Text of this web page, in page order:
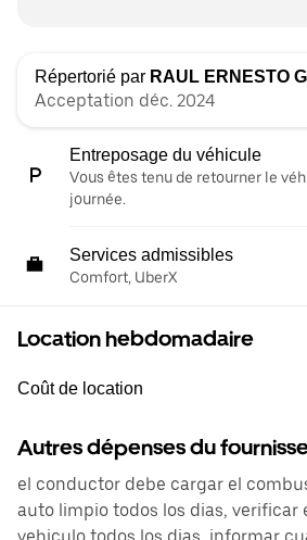
Répertorié par RAUL ERNESTO
Acceptation déc. 2024
Entreposage du véhicule
Vous êtes tenu de retourner le
journée.
Services admissibles
Comfort, UberX
Location hebdomadaire
Coût de location
Autres dépenses du
el conductor debe cargar el
auto limpio todos los dias, verificar